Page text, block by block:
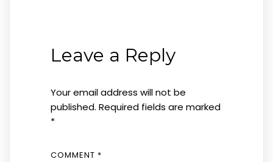
Leave a Reply
Your email address will not be
published. Required fields are marked
*
COMMENT *